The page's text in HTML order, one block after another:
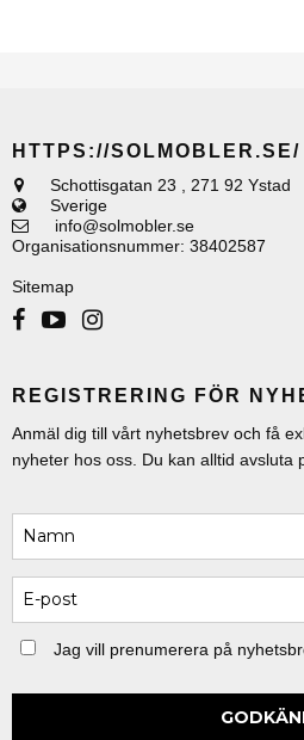
HTTPS://SOLMOBLER.SE/
Schottisgatan 23
271 92 Ystad
Sverige
info@solmobler.se
Organisationsnummer: 38402587
Sitemap
REGISTRERING FÖR
Anmäl dig till vårt nyhetsbrev och få
nyheter hos oss. Du kan alltid avsluta
Jag vill prenumerera på